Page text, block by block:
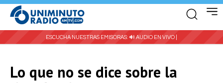
ESCUCHA NUESTRAS EMISORAS: 🔊 AUDIO EN VIVO |
Lo que no se dice sobre la